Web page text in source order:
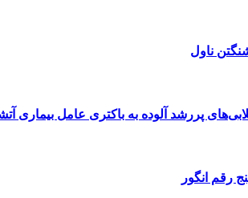
ناول
پررشد آلوده به باکتری عامل
رقم انگور